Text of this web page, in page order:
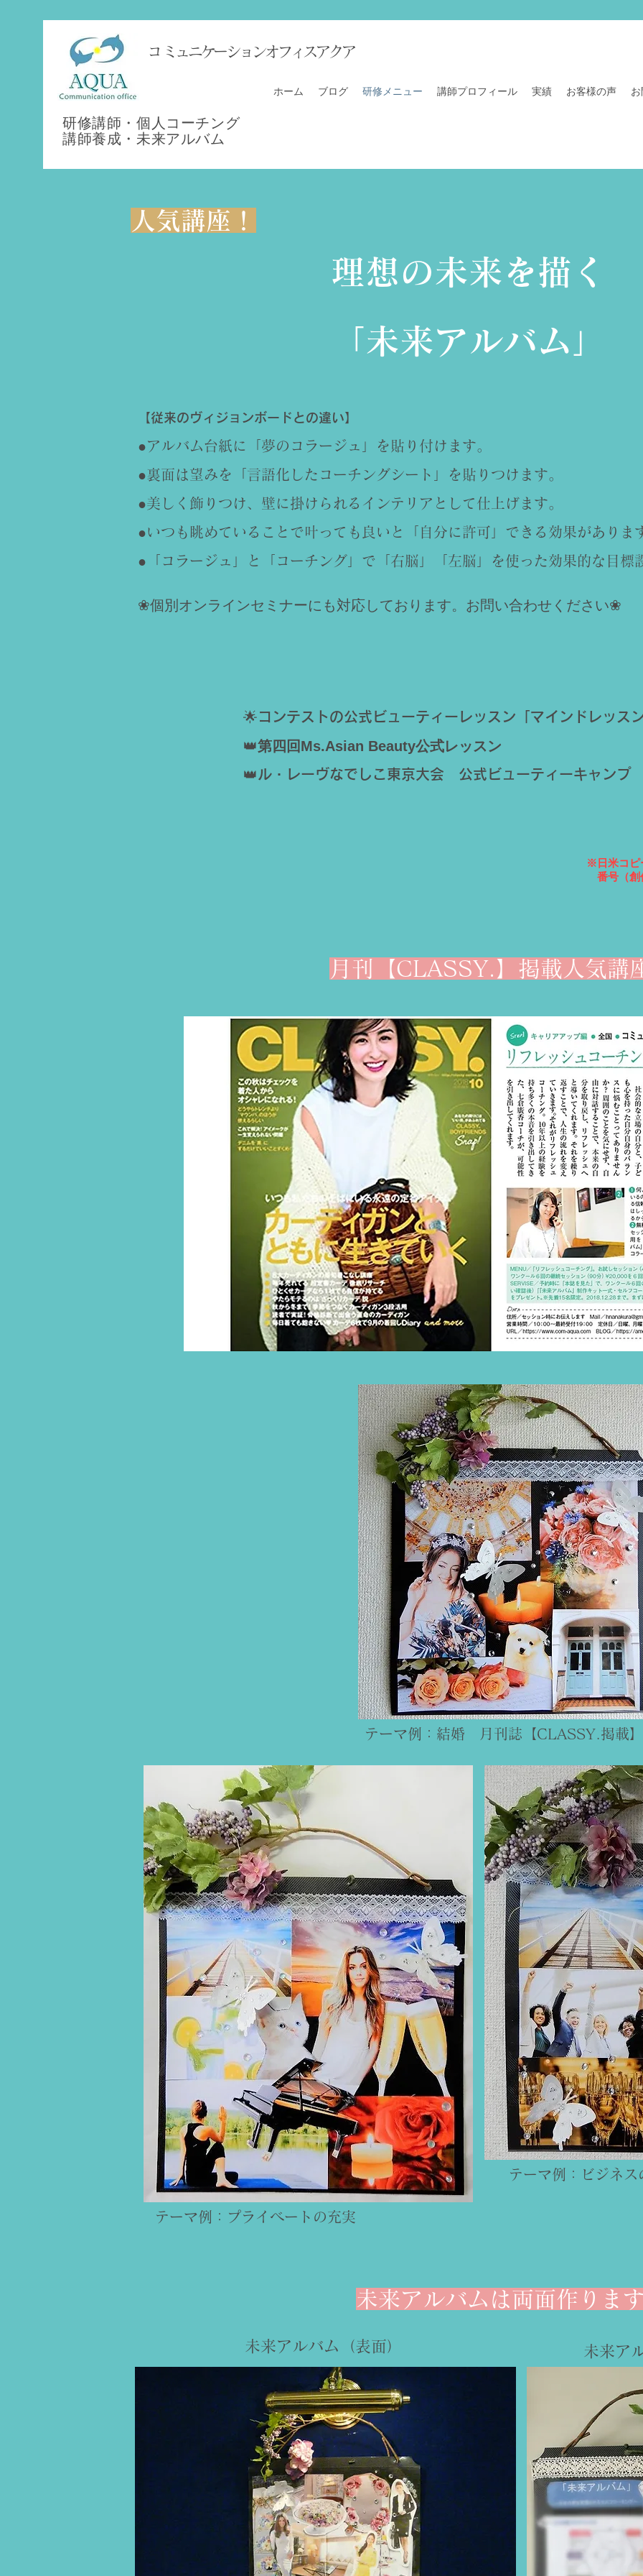
​コミュニケーションオフィスアクア
​研修講師・個人コーチング
講師養成・ 未来アルバム
ホーム ブログ 研修メニュー 講師プロフィール 実績 お客様の声
​人気講座！
​理想の未来を描く
「未来アルバム」
【従来のヴィジョンボードとの違い】
●アルバム台紙に「夢のコラージュ」を貼り付けます。
●裏面は望みを「言語化したコーチングシート」を貼りつけます。
●美しく飾りつけ、壁に掛けられるインテリアとして仕上げます。
●いつも眺めていることで叶っても良いと「自分に許可」できる効果がありま
●「コラージュ」と「コーチング」で「右脳」「左脳」を使った効果的な目標
❀個別オンラインセミナーにも対応しております。お問い合わせください❀
🌟 コンテストの公式ビューティーレッスン「マインドレッス
👑第四回Ms.Asian Beauty公式レッスン
👑 ル・レーヴなでしこ東京大会 公式ビューティーキャンプ
※日米コピ
番号（
月刊【CLASSY.】掲載​人気講
​テーマ例：結婚 月刊誌【CLASSY.掲載】
テーマ例：ビジネス
​テーマ例：プライベートの充実
未来アルバムは両面作りま
​未来アルバム（表面） 未来ア